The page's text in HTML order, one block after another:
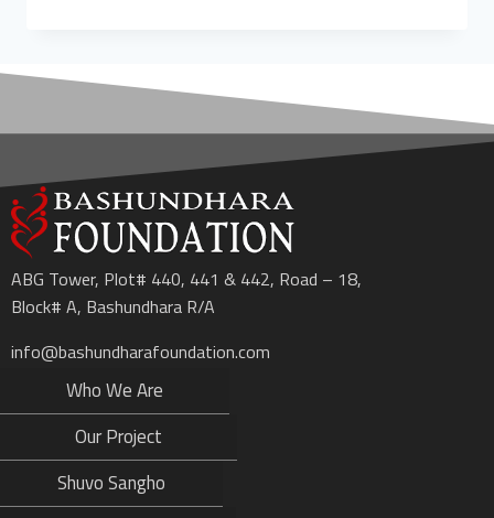
ABG Tower, Plot# 440, 441 & 442, Road – 18,
Block# A, Bashundhara R/A
info@bashundharafoundation.com
Who We Are
Our Project
Shuvo Sangho